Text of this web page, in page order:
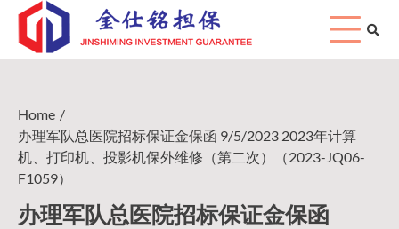
Skip
content
Home
办理军队总医院招标保证金保函 9/5/2023 2023年计算
机、打印机、投影机保外维修（第二次）（2023-JQ06-
F1059）
办理军队总医院招标保证金保函